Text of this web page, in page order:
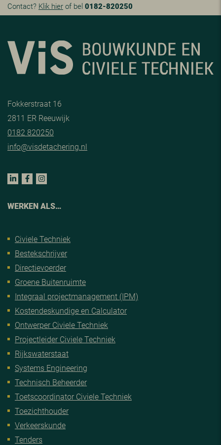
Contact? Klik hier of bel 0182-820250
Fokkerstraat 16
2811 ER Reeuwijk
0182 820250
info@visdetachering.nl
WERKEN ALS…
Civiele Techniek
Bestekschrijver
Directievoerder
Groene Buitenruimte
Integraal projectmanagement (IPM)
Kostendeskundige en Calculator
Ontwerper Civiele Techniek
Projectleider Civiele Techniek
Rijkswaterstaat
Systems Engineering
Technisch Beheerder
Toetscoordinator Civiele Techniek
Toezichthouder
Verkeerskunde
Tenders